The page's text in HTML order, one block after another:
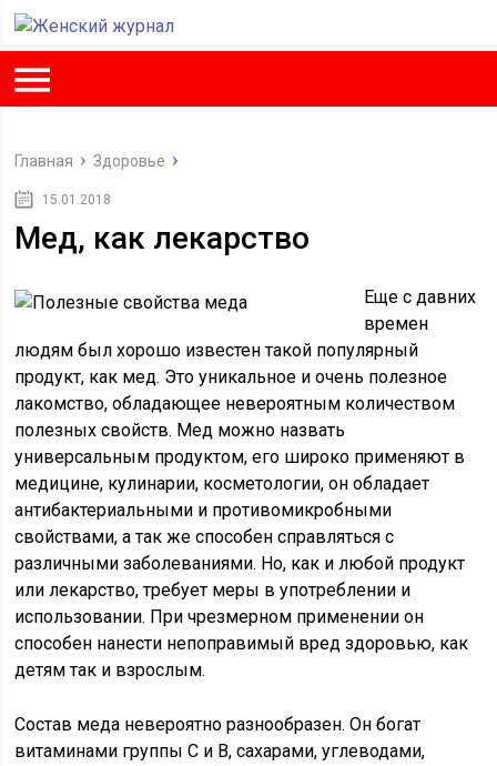
Главная Здоровье
15.01.2018
Мед, как лекарство
Еще с давних
времен
людям был хорошо известен такой популярный
продукт, как мед. Это уникальное и очень полезное
лакомство, обладающее невероятным количеством
полезных свойств. Мед можно назвать
универсальным продуктом, его широко применяют в
медицине, кулинарии, косметологии, он обладает
антибактериальными и противомикробными
свойствами, а так же способен справляться с
различными заболеваниями. Но, как и любой продукт
или лекарство, требует меры в употреблении и
использовании. При чрезмерном применении он
способен нанести непоправимый вред здоровью, как
детям так и взрослым.
Состав меда невероятно разнообразен. Он богат
витаминами группы С и В, сахарами, углеводами,